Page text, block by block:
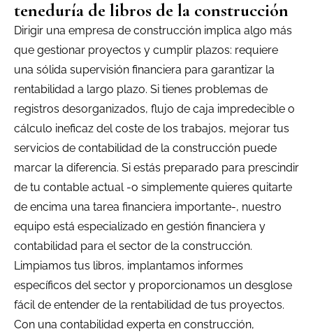
teneduría de libros de la construcción
Dirigir una empresa de construcción implica algo más
que gestionar proyectos y cumplir plazos: requiere
una sólida supervisión financiera para garantizar la
rentabilidad a largo plazo. Si tienes problemas de
registros desorganizados, flujo de caja impredecible o
cálculo ineficaz del coste de los trabajos, mejorar tus
servicios de contabilidad de la construcción puede
marcar la diferencia. Si estás preparado para prescindir
de tu contable actual -o simplemente quieres quitarte
de encima una tarea financiera importante-, nuestro
equipo está especializado en gestión financiera y
contabilidad para el sector de la construcción.
Limpiamos tus libros, implantamos informes
específicos del sector y proporcionamos un desglose
fácil de entender de la rentabilidad de tus proyectos.
Con una contabilidad experta en construcción,